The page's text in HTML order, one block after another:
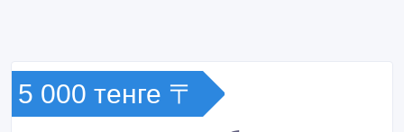
5 000 тенге 〒